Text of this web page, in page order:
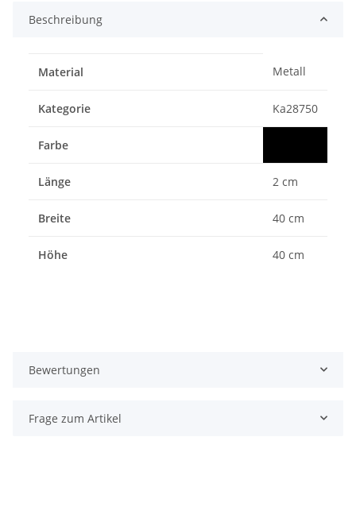
Beschreibung
Material Metall
Kategorie Ka28750
Farbe
Länge 2 cm
Breite 40 cm
Höhe 40 cm
Bewertungen
Frage zum Artikel